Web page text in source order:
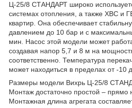
Ц-25/8 СТАНДАРТ широко
системах отопления, а также ХВС и
квартир. Она обеспечивает
давлением до 10 бар и с
мин. Насос этой модели может
создавая напор 5,7 и 8 м на
соответственно. Температура
может находиться в пределах от -10
Размеры модели Вихрь Ц-25/8
Монтаж достаточно простой – прямо
Монтажная длина агрегата